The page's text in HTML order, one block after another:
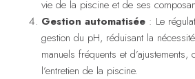
vie de la piscine et de ses
Gestion automatisée : Le
gestion du pH, réduisant la
manuels fréquents et
l’entretien de la piscine.